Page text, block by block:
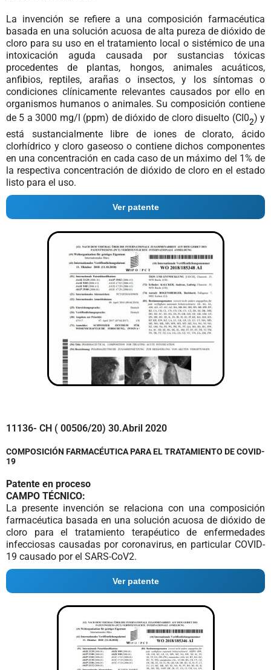
La invención se refiere a una composición farmacéutica
basada en una solución acuosa de alta pureza de dióxido de
cloro para su uso en el tratamiento local o sistémico de una
intoxicación aguda causada por sustancias tóxicas
procedentes de plantas, hongos, animales acuáticos,
anfibios, reptiles, arañas o insectos, y los síntomas o
condiciones clínicamente relevantes causados por ello en
organismos humanos o animales. Su composición contiene
de 5 a 3000 mg/l (ppm) de dióxido de cloro disuelto (CI02) y
está sustancialmente libre de iones de clorato, ácido
clorhídrico y cloro gaseoso o contiene dichos componentes
en una concentración en cada caso de un máximo del 1% de
la respectiva concentración de dióxido de cloro en el estado
listo para el uso.
Ver patente
11136- CH ( 00506/20) 30.Abril 2020
COMPOSICIÓN FARMACÉUTICA PARA EL TRATAMIENTO DE COVID-
19
Patente en proceso
CAMPO TÉCNICO:
La presente invención se relaciona con una composición
farmacéutica basada en una solución acuosa de dióxido de
cloro para el tratamiento terapéutico de enfermedades
infecciosas causadas por coronavirus, en particular COVID-
19 causado por el SARS-CoV2.
Ver patente